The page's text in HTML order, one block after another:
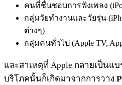
คนที่ชื่นชอบการฟังเพลง
กลุ่มวัยทำงานและวัยรุ่น
ต่างๆ)
กลุ่มคนทั่วไป (Apple TV,
และสาเหตุที่ Apple กลายเป็นแ
บริโภคนั้นก็เกิดมาจากการวาง